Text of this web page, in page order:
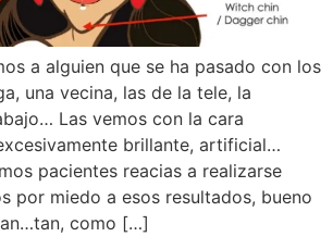
a alguien que se ha pasado con los
una vecina, las de la tele, la
Las vemos con la cara
brillante, artificial…
pacientes reacias a realizarse
por miedo a esos resultados, bueno
como […]